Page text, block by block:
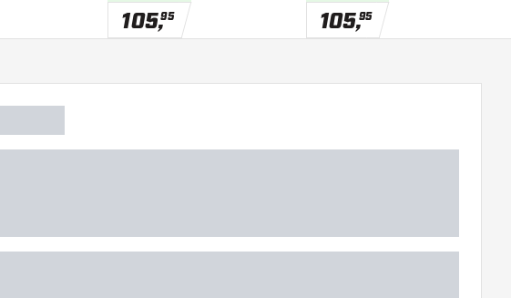
105,95 105,95